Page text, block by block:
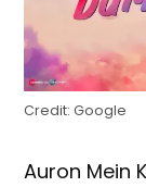
Credit: Google
Auron Mein